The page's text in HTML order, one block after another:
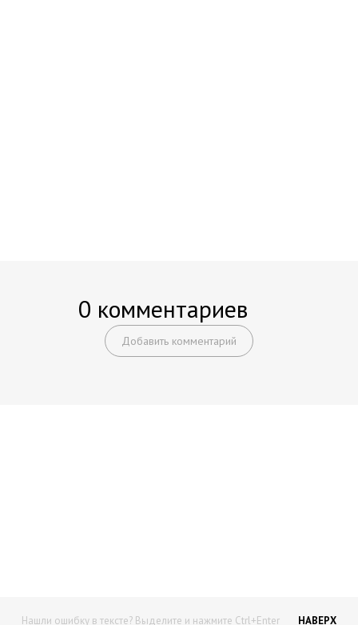
0 комментариев
Добавить комментарий
Нашли ошибку в тексте? Выделите и нажмите Ctrl+Enter НАВЕРХ